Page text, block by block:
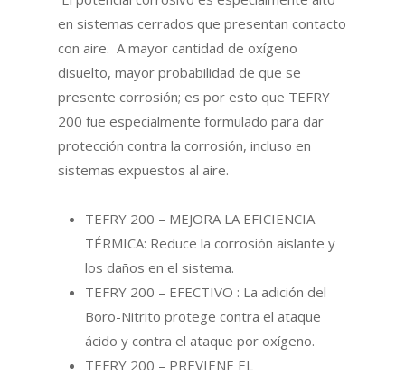
en sistemas cerrados que presentan contacto
con aire. A mayor cantidad de oxígeno
disuelto, mayor probabilidad de que se
presente corrosión; es por esto que TEFRY
200 fue especialmente formulado para dar
protección contra la corrosión, incluso en
sistemas expuestos al aire.
TEFRY 200 – MEJORA LA EFICIENCIA
TÉRMICA: Reduce la corrosión aislante y
los daños en el sistema.
TEFRY 200 – EFECTIVO : La adición del
Boro-Nitrito protege contra el ataque
ácido y contra el ataque por oxígeno.
TEFRY 200 – PREVIENE EL